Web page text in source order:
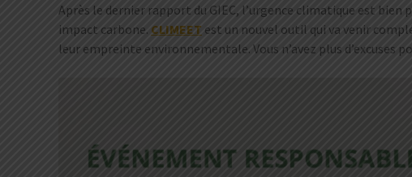
Après le dernier rapport du GIEC, l’urgence climatique est
impact carbone. CLIMEET est un nouvel outil qui va venir
leur empreinte environnementale. Vous n’avez plus